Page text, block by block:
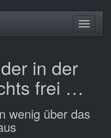
ein-/
in der
frei …
wenig über das